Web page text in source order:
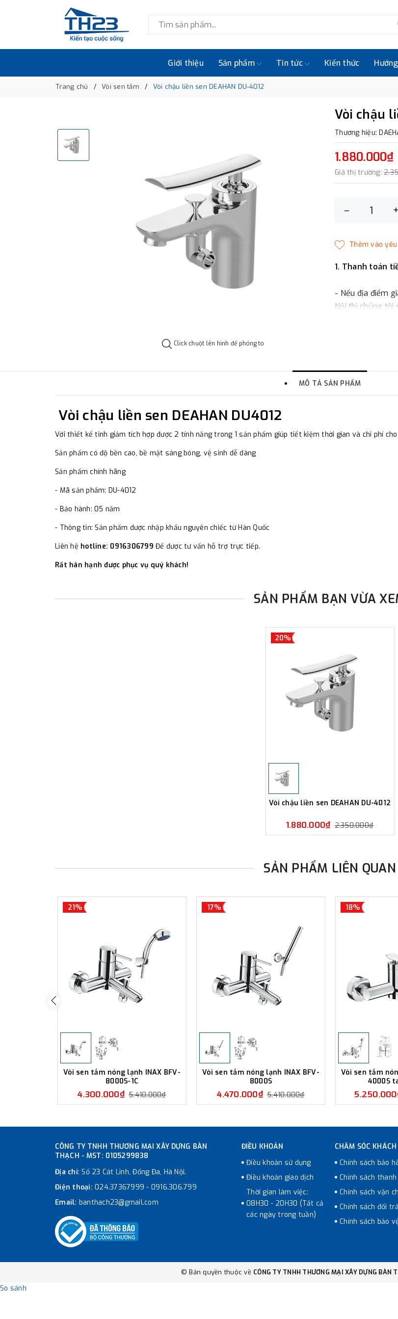
Giới thiệu Sản phẩm Tin tức Kiến thức
Trang chủ Vòi sen tắm Vòi chậu liền sen DEAHAN DU-4012
Click chuột lên hình để phóng to
Vòi chậu
Thương hiệu:
1.880.000₫
Giá thị trường:
– +
1. Thanh toán
- Nếu địa điểm
Nội thì chúng tôi
một phần giá trị
-Showroom
quận Đống Đa, Hà
- Nếu địa điểm
MÔ TẢ SẢN PHẨM
Vòi chậu liền sen DEAHAN DU4012
Với thiết kế tinh giảm tích hợp được 2 tính năng trong 1 sản phẩm giúp tiết kiệm thời gian và chi phí cho
Sản phẩm có độ bền cao, bề mặt sáng bóng, vệ sinh dễ dàng
Sản phẩm chính hãng
- Mã sản phẩm: DU-4012
- Bảo hành: 05 năm
- Thông tin: Sản phẩm được nhập khẩu nguyên chiếc từ Hàn Quốc
Liên hệ hotline: 0916306799 Để được tư vấn hỗ trợ trực tiếp.
Rất hân hạnh được phục vụ quý khách!
SẢN PHẨM BẠN VỪA
20%
Vòi chậu liền sen DEAHAN DU-4012
1.880.000₫ 2.350.000₫
SẢN PHẨM LIÊN QUAN
21%
Vòi sen tắm nóng lạnh INAX BFV-
8000S-1C
4.300.000₫ 5.410.000₫
17%
Vòi sen tắm nóng lạnh INAX BFV-
8000S
4.470.000₫ 5.410.000₫
18%
Vòi sen tắm
4000S
CÔNG TY TNHH THƯƠNG MẠI XÂY DỰNG BÀN
THẠCH - MST: 0105299838
Địa chỉ:Số 23 Cát Linh, Đống Đa, Hà Nội.
Điện thoại: 024.37367999 - 0916.306.799
Email: banthach23@gmail.com
ĐIỀU KHOẢN
Điều khoản sử dụng
Điều khoản giao dịch
Thời gian làm việc:
08H30 - 20H30 (Tất cả
các ngày trong tuần)
CHĂM SÓC
Chính sách bảo
Chính sách
Chính sách vận
Chính sách đổi trả
Chính sách bảo
© Bản quyền thuộc về CÔNG TY TNHH THƯƠNG MẠI XÂY DỰNG BÀN
So sánh